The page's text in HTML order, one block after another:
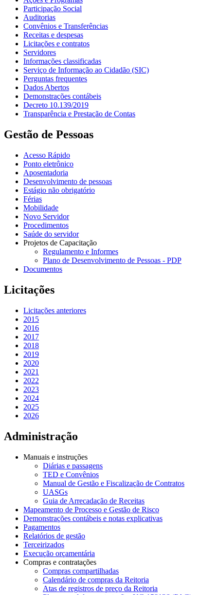
Participação Social
Auditorias
Convênios e Transferências
Receitas e despesas
Licitações e contratos
Servidores
Informações classificadas
Serviço de Informação ao Cidadão (SIC)
Perguntas frequentes
Dados Abertos
Demonstrações contábeis
Decreto 10.139/2019
Transparência e Prestação de Contas
Gestão de Pessoas
Acesso Rápido
Ponto eletrônico
Aposentadoria
Desenvolvimento de pessoas
Estágio não obrigatório
Férias
Mobilidade
Novo Servidor
Procedimentos
Saúde do servidor
Projetos de Capacitação
Regulamento e Informes
Plano de Desenvolvimento de Pessoas - PDP
Documentos
Licitações
Licitações anteriores
2015
2016
2017
2018
2019
2020
2021
2022
2023
2024
2025
2026
Administração
Manuais e instruções
Diárias e passagens
TED e Convênios
Manual de Gestão e Fiscalização de Contratos
UASGs
Guia de Arrecadação de Receitas
Mapeamento de Processo e Gestão de Risco
Demonstrações contábeis e notas explicativas
Pagamentos
Relatórios de gestão
Terceirizados
Execução orçamentária
Compras e contratações
Compras compartilhadas
Calendário de compras da Reitoria
Atas de registros de preço da Reitoria